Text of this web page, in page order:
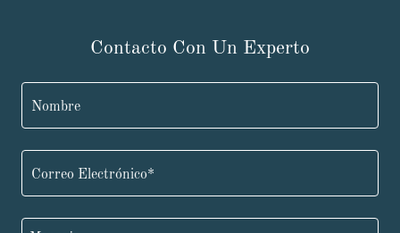
Contacto Con Un Experto
Nombre
Correo Electrónico*